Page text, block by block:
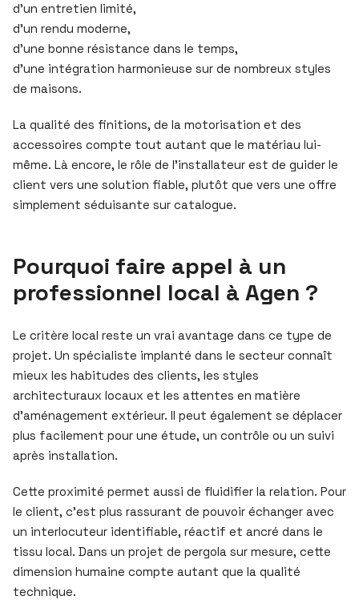
d’un entretien limité,
d’un rendu moderne,
d’une bonne résistance dans le temps,
d’une intégration harmonieuse sur de nombreux styles
de maisons.
La qualité des finitions, de la motorisation et des
accessoires compte tout autant que le matériau lui-
même. Là encore, le rôle de l’installateur est de guider le
client vers une solution fiable, plutôt que vers une offre
simplement séduisante sur catalogue.
Pourquoi faire appel à un
professionnel local à Agen ?
Le critère local reste un vrai avantage dans ce type de
projet. Un spécialiste implanté dans le secteur connaît
mieux les habitudes des clients, les styles
architecturaux locaux et les attentes en matière
d’aménagement extérieur. Il peut également se déplacer
plus facilement pour une étude, un contrôle ou un suivi
après installation.
Cette proximité permet aussi de fluidifier la relation. Pour
le client, c’est plus rassurant de pouvoir échanger avec
un interlocuteur identifiable, réactif et ancré dans le
tissu local. Dans un projet de pergola sur mesure, cette
dimension humaine compte autant que la qualité
technique.